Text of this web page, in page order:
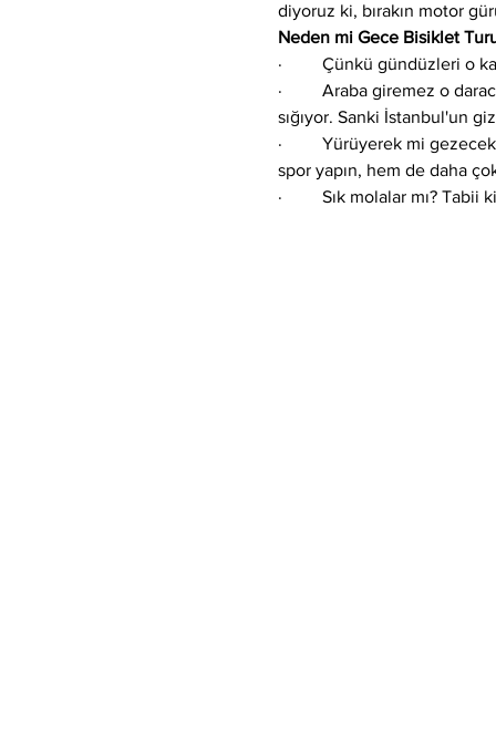
diyoruz ki, bırakın motor
Neden mi Gece Bisiklet
·         Çünkü
·         Araba giremez o
sığıyor. Sanki İstanbul'un
·         Yürüyerek mi
spor yapın, hem de daha
·         Sık molalar mı? Tabii